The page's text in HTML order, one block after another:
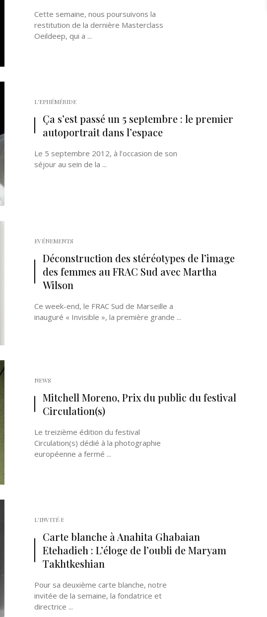
Cette semaine, nous poursuivons la
restitution de la dernière Masterclass
Oeildeep, qui a ...
L'EPHÉMÉRIDE
Ça s’est passé un 5 septembre : le premier
autoportrait dans l’espace
Le 5 septembre 2012, à l’occasion de son
séjour au sein de la ...
EVÉNEMENTS
Déconstruction des stéréotypes de l’image
des femmes au FRAC Sud avec Martha
Wilson
Ce week-end, le FRAC Sud de Marseille a
inauguré « Invisible », la première grande ...
NEWS
Mitchell Moreno, Prix du public du festival
Circulation(s)
Le treizième édition du festival
Circulation(s) dédié à la photographie
européenne a fermé ...
L'INVITÉ·E
Carte blanche à Anahita Ghabaian
Etehadieh : L’éloge de l’oubli de Maryam
Takhtkeshian
Pour sa deuxième carte blanche, notre
invitée de la semaine, la fondatrice et
directrice ...